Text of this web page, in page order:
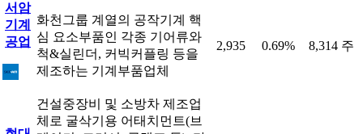
서암
기계
공업
화천그룹 계열의 공작기계 핵
심 요소부품인 각종 기어류와
척&실린더, 커빅커플링 등을
제조하는 기계부품업체
2,935 0.69% 8,314 주
건설중장비 및 소방차 제조업
체로 굴삭기용 어태치먼트(브